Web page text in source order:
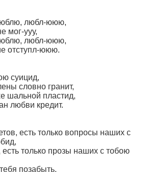
любл-ююю,
мог-ууу,
любл-ююю,
отступл-ююю.
суицид,
словно гранит,
шальной пластид,
любви кредит.
есть только вопросы наших с
есть только прозы наших с тобою
позабыть,